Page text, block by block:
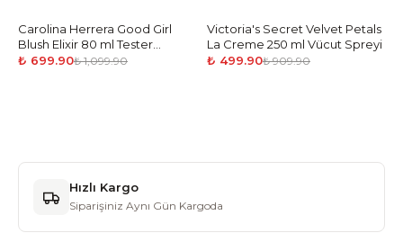
-36%
Carolina Herrera Good Girl
Blush Elixir 80 ml Tester
Parfüm Kadın
₺ 699.90₺ 1,099.90
-45%
Victoria's Secret Velvet Petals
La Creme 250 ml Vücut Spreyi
₺ 499.90₺ 909.90
Hızlı Kargo
Siparişiniz Aynı Gün Kargoda